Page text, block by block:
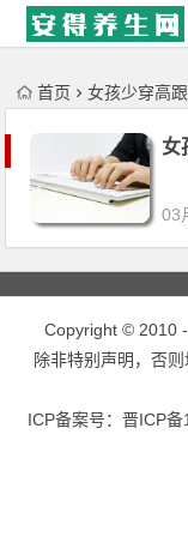
'); })();
首页 女孩少穿高
女
03
Copyright © 2010
除非特别声明，否
ICP备案号： 晋ICP备